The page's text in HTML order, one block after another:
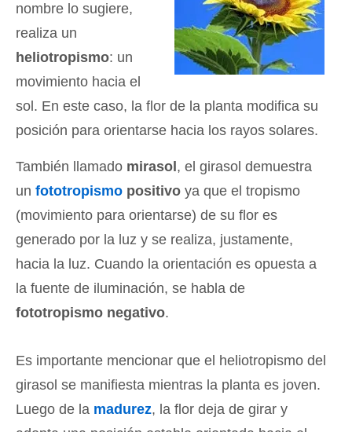
nombre lo sugiere,
realiza un
heliotropismo: un
movimiento hacia el
sol. En este caso, la flor de la planta modifica su
posición para orientarse hacia los rayos solares.
También llamado mirasol , el girasol demuestra
un fototropismo positivo ya que el tropismo
(movimiento para orientarse) de su flor es
generado por la luz y se realiza, justamente,
hacia la luz. Cuando la orientación es opuesta a
la fuente de iluminación, se habla de
fototropismo negativo.
Es importante mencionar que el heliotropismo del
girasol se manifiesta mientras la planta es joven.
Luego de la madurez, la flor deja de girar y